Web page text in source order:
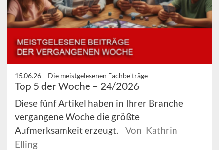
15.06.26 – Die meistgelesenen Fachbeiträge
Top 5 der Woche – 24/2026
Diese fünf Artikel haben in Ihrer Branche
vergangene Woche die größte
Aufmerksamkeit erzeugt.
Von Kathrin
Elling